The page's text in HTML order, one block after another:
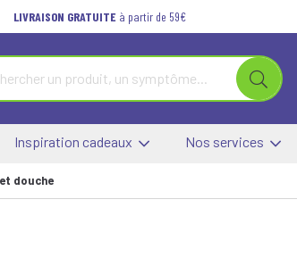
LIVRAISON GRATUITE à partir de 59€
Inspiration cadeaux Nos services
douche